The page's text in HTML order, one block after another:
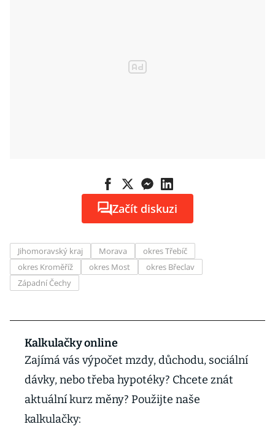
Začít diskuzi
Jihomoravský kraj Morava
okres Třebíč
okres Kroměříž
okres Most
okres Břeclav
Západní Čechy
Kalkulačky online
Zajímá vás výpočet mzdy, důchodu, sociální
dávky, nebo třeba hypotéky? Chcete znát
aktuální kurz měny? Použijte naše
kalkulačky: